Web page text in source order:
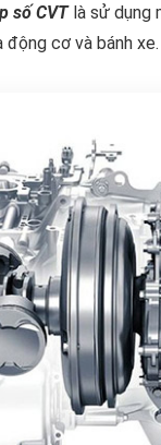
số CVTlà sử dụng
cơ và bánh xe.